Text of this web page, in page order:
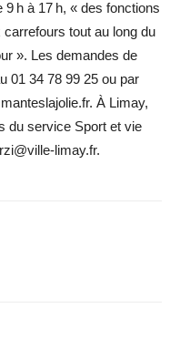
h à 17 h, « des fonctions
tout au long du
». Les demandes de
01 34 78 99 25 ou par
À Limay,
du service Sport et vie
limay.fr.